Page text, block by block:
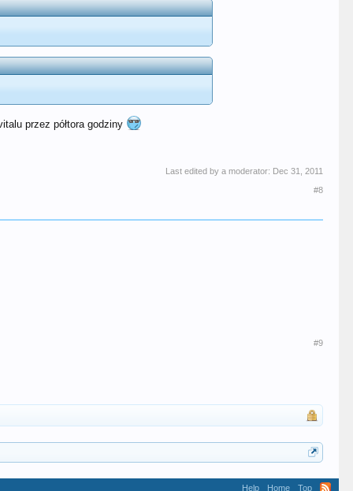
przez półtora godziny
Last edited by a moderator: Dec 31, 2011
#8
#9
Help Home Top